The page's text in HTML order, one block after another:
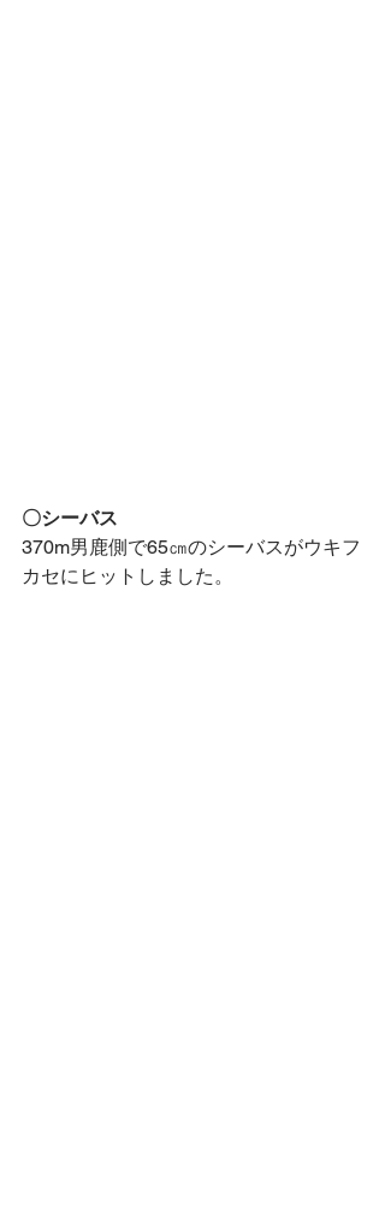
〇シーバス
370m男鹿側で65㎝のシーバスがウキフ
カセにヒットしました。